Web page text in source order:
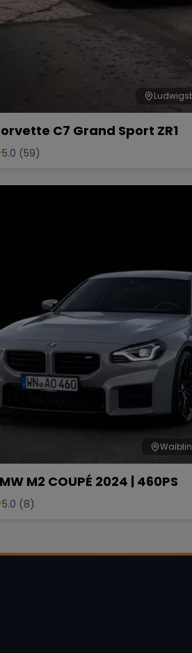
C7 Grand Sport ZR1
5.0 (59)
M2 COUPÉ 2024 | 460PS
5.0 (8)